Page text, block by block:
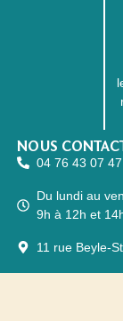
NOUS
04 76 43 07 47
Du lundi au
9h à 12h et
11 rue Beyle-